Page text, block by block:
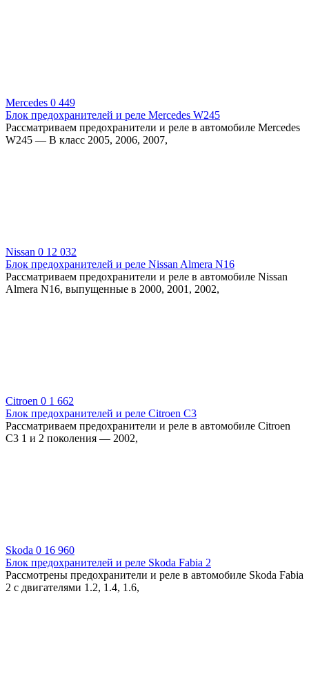
Mercedes 0 449
Блок предохранителей и реле Mercedes W245
Рассматриваем предохранители и реле в автомобиле Mercedes
W245 — B класс 2005, 2006, 2007,
Nissan 0 12 032
Блок предохранителей и реле Nissan Almera N16
Рассматриваем предохранители и реле в автомобиле Nissan
Almera N16, выпущенные в 2000, 2001, 2002,
Citroen 0 1 662
Блок предохранителей и реле Citroen C3
Рассматриваем предохранители и реле в автомобиле Citroen
C3 1 и 2 поколения — 2002,
Skoda 0 16 960
Блок предохранителей и реле Skoda Fabia 2
Рассмотрены предохранители и реле в автомобиле Skoda Fabia
2 с двигателями 1.2, 1.4, 1.6,